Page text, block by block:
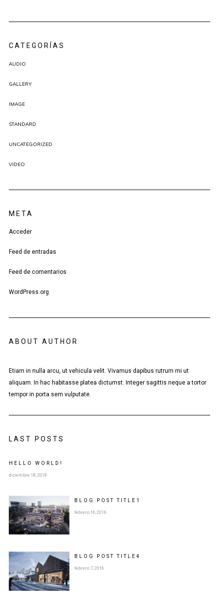
CATEGORÍAS
AUDIO
GALLERY
IMAGE
STANDARD
UNCATEGORIZED
VIDEO
META
Acceder
Feed de entradas
Feed de comentarios
WordPress.org
ABOUT AUTHOR
Etiam in nulla arcu, ut vehicula velit. Vivamus dapibus rutrum mi ut
aliquam. In hac habitasse platea dictumst. Integer sagittis neque a tortor
tempor in porta sem vulputate.
LAST POSTS
HELLO WORLD!
diciembre 18, 2018
BLOG POSTTITLE 1
febrero 16, 2016
BLOG POSTTITLE 4
febrero 7, 2016